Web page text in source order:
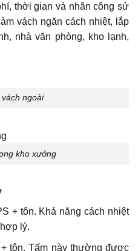
thời gian và nhân công sử
vách ngăn cách nhiệt, lắp
nhà văn phòng, kho lạnh,
ngoài
kho xưởng
+ tôn. Khả năng cách nhiệt
lý.
tôn. Tấm này thường được